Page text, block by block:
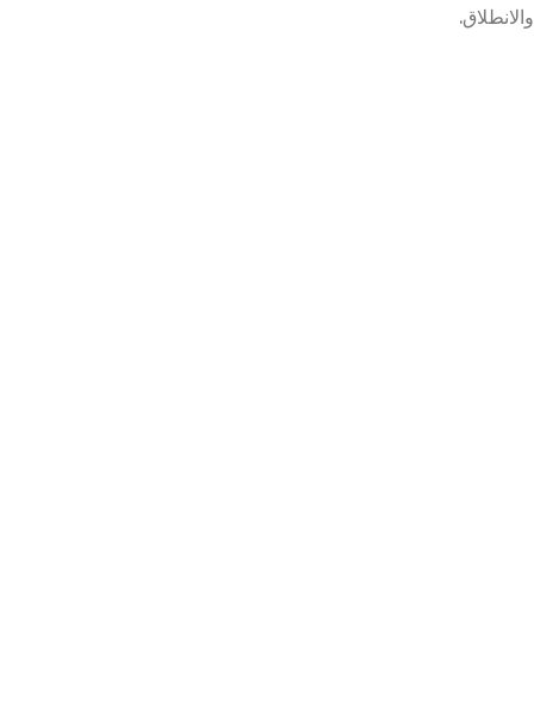
والانطلاق.